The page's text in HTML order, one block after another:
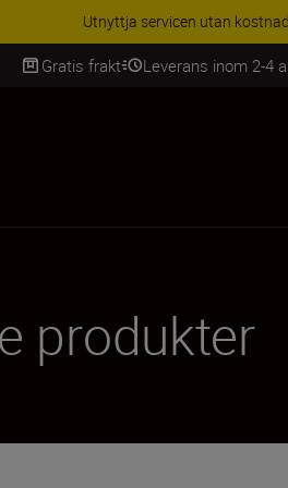
RABATT PÅ TILLBEHÖR | Få
Gratis frakt Leverans inom 2-4
produkter